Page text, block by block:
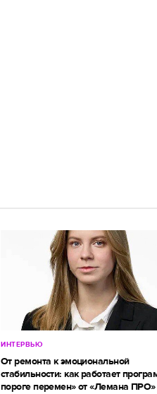
ИНТЕРВЬЮ
От ремонта к эмоциональной
стабильности: как работает
пороге перемен» от «Лемана ПРО»